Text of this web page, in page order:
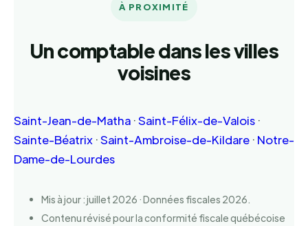
À PROXIMITÉ
Un comptable dans les villes
voisines
Saint-Jean-de-Matha ·Saint-Félix-de-Valois ·
Sainte-Béatrix ·Saint-Ambroise-de-Kildare · Notre-
Dame-de-Lourdes
Mis à jour : juillet 2026 · Données fiscales 2026.
Contenu révisé pour la conformité fiscale québécoise